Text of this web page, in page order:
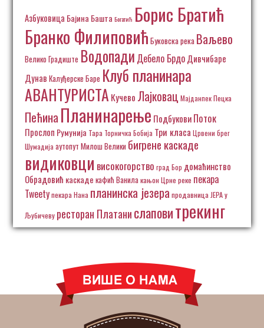
Азбуковица Бајина Башта Богатић Борис Братић
Бранко Филиповић Буковска река Ваљево
Велико Градиште Водопади Дебело БрдоДивчибаре
Дунав Калуђерске Баре Клуб планинара
АВАНТУРИСТА Кучево Лајковац Мајданпек Пецка
Пећина Планинарење ПодбуковиПоток
Прослоп Румунија Тара Торничка Бобија Три класа Црвени брег
Шумадија аутопут Милош Велики бигрене каскаде
видиковци високогорство град Бор домаћинство
Обрадовић каскаде кафић Ванила кањон Црне реке пекара
Tweetyпекара Нана планинска језера продавница ЈЕРА у
Љубичеву ресторан Платанислаповитрекинг